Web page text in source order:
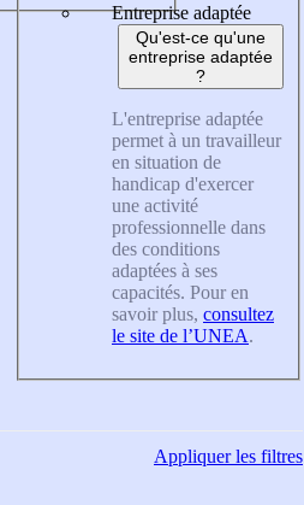
Entreprise adaptée
Qu'est-ce qu'une
entreprise adaptée
?
L'entreprise adaptée
permet à un travailleur
en situation de
handicap d'exercer
une activité
professionnelle dans
des conditions
adaptées à ses
capacités. Pour en
savoir plus, consultez
le site de l’UNEA.
Appliquerles filtres